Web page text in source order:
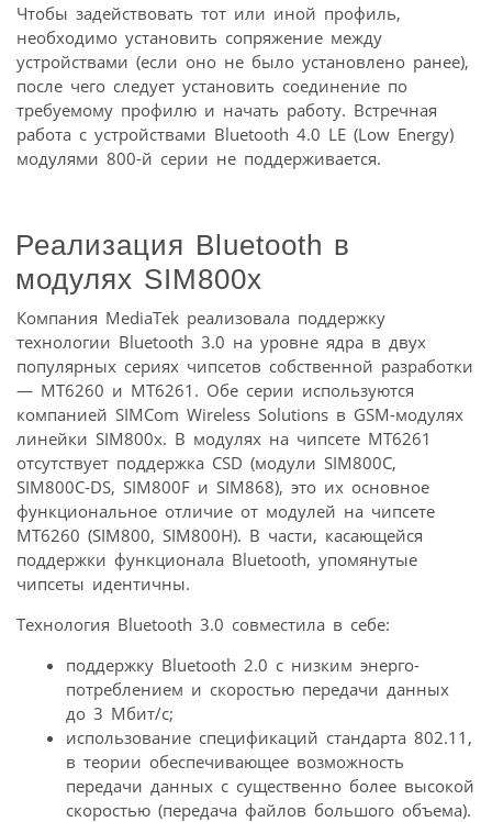
Чтобы задействовать тот или иной профиль,
необходимо установить сопряжение между
устройствами (если оно не было установлено ранее),
после чего следует установить соединение по
требуемому профилю и начать работу. Встречная
работа с устройствами Bluetooth 4.0 LE (Low Energy)
модулями 800-й серии не поддерживается.
Реализация Bluetooth в
модулях SIM800x
Компания MediaTek реализовала поддержку
технологии Bluetooth 3.0 на уровне ядра в двух
популярных сериях чипсетов собственной разработки
— МТ6260 и МТ6261. Обе серии используются
компанией SIMCom Wireless Solutions в GSM-модулях
линейки SIM800x. В модулях на чипсете МТ6261
отсутствует поддержка CSD (модули SIM800C,
SIM800C-DS, SIM800F и SIM868), это их основное
функциональное отличие от модулей на чипсете
MT6260 (SIM800, SIM800H). В части, касающейся
поддержки функционала Bluetooth, упомянутые
чипсеты идентичны.
Технология Bluetooth 3.0 совместила в себе:
поддержку Bluetooth 2.0 с низким энерго­
потреблением и скоростью передачи данных
до 3 Мбит/с;
использование спецификаций стандарта 802.11,
в теории обеспечивающее возможность
передачи данных с существенно более высокой
скоростью (передача файлов большого объема).